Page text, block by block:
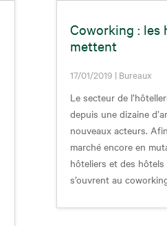
Coworking : les
mettent
17/01/2019 | Bureaux
Le secteur de
depuis une dizaine
nouveaux acteurs.
marché encore en
hôteliers et des
s’ouvrent au